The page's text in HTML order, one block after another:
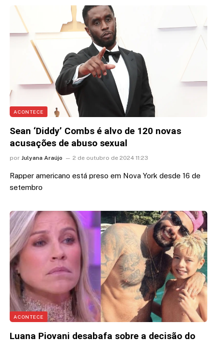
ACONTECE
Sean ‘Diddy’ Combs é alvo de 120 novas
acusações de abuso sexual
por Julyana Araújo 2 de outubro de 2024 11:23
Rapper americano está preso em Nova York desde 16 de
setembro
ACONTECE
Luana Piovani desabafa sobre a decisão do